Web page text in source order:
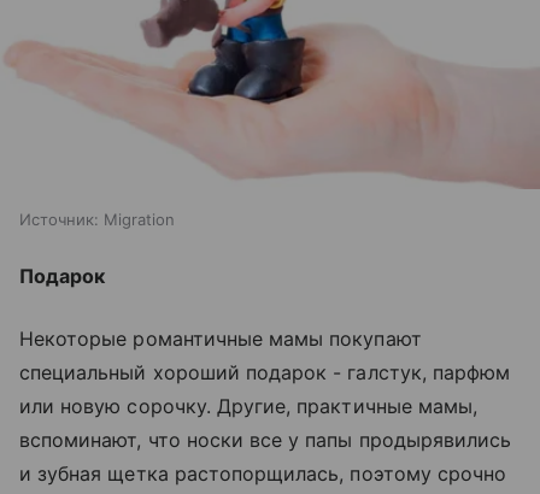
Источник: Migration
Подарок
Некоторые романтичные мамы покупают
специальный хороший подарок - галстук, парфюм
или новую сорочку. Другие, практичные мамы,
вспоминают, что носки все у папы продырявились
и зубная щетка растопорщилась, поэтому срочно